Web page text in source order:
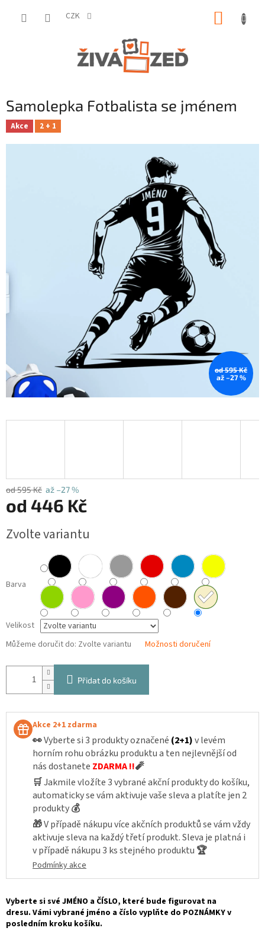
CZK
Samolepka Fotbalista se jménem
Akce 2 + 1
od 595 Kč
až –27 %
od 595 Kč až –27 %
od 446 Kč
cena:
Zvolte variantu
Barva
Velikost
Můžeme doručit do: Zvolte variantu Možnosti doručení
Přidat do košíku
Akce 2+1 zdarma
👀Vyberte si 3 produkty označené (2+1)v levém
horním rohu obrázku produktu a ten nejlevnější od
nás dostanete ZDARMA !!🧨
🛒Jakmile vložíte 3 vybrané akční produkty do košíku,
automaticky se vám aktivuje vaše sleva a platíte jen 2
produkty💰
🎁V případě nákupu více akčních produktů se vám vždy
aktivuje sleva na každý třetí produkt. Sleva je platná i
v případě nákupu 3 ks stejného produktu 🏆
Podmínky akce
Vyberte si své JMÉNO a ČÍSLO, které bude figurovat na
dresu. Vámi vybrané jméno a číslo vyplňte do POZNÁMKY v
posledním kroku košíku.